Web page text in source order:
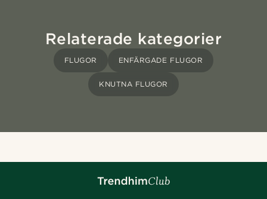
Relaterade kategorier
FLUGOR ENFÄRGADE FLUGOR
KNUTNA FLUGOR